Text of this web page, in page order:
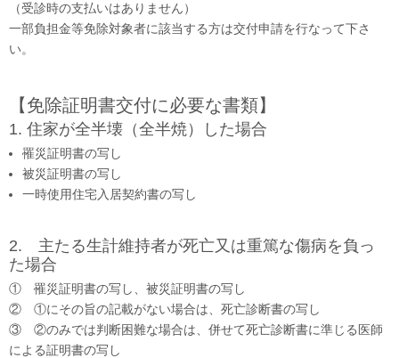
（受診時の支払いはありません）
一部負担金等免除対象者に該当する方は交付申請を行なって下さ
い。
【免除証明書交付に必要な書類】
1. 住家が全半壊（全半焼）した場合
罹災証明書の写し
被災証明書の写し
一時使用住宅入居契約書の写し
2. 主たる生計維持者が死亡又は重篤な傷病を負っ
た場合
① 罹災証明書の写し、被災証明書の写し
② ①にその旨の記載がない場合は、死亡診断書の写し
③ ②のみでは判断困難な場合は、併せて死亡診断書に準じる医師
による証明書の写し